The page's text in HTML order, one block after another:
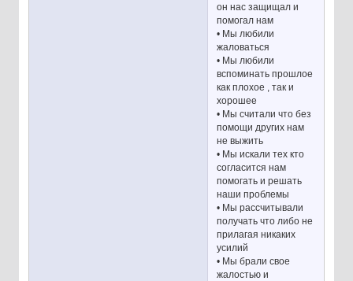
он нас защищал и
помогал нам
• Мы любили
жаловаться
• Мы любили
вспоминать прошлое
как плохое , так и
хорошее
• Мы считали что без
помощи других нам
не выжить
• Мы искали тех кто
согласится нам
помогать и решать
наши проблемы
• Мы рассчитывали
получать что либо не
прилагая никаких
усилий
• Мы брали свое
жалостью и